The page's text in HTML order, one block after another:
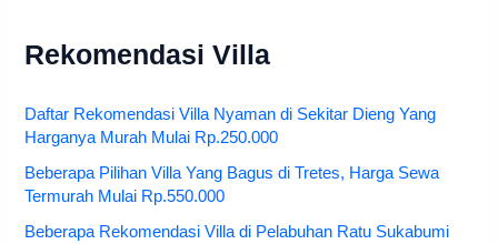
Rekomendasi Villa
Daftar Rekomendasi Villa Nyaman di Sekitar Dieng Yang
Harganya Murah Mulai Rp.250.000
Beberapa Pilihan Villa Yang Bagus di Tretes, Harga Sewa
Termurah Mulai Rp.550.000
Beberapa Rekomendasi Villa di Pelabuhan Ratu Sukabumi